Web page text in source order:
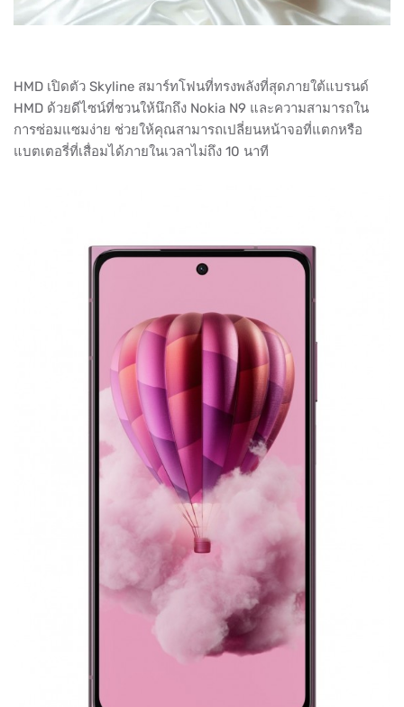
HMD เปิดตัว Skyline สมาร์ทโฟนที่ทรงพลังที่สุดภายใต้แบรนด์
HMD ด้วยดีไซน์ที่ชวนให้นึกถึง Nokia N9 และความสามารถใน
การซ่อมแซมง่าย ช่วยให้คุณสามารถเปลี่ยนหน้าจอที่แตกหรือ
แบตเตอรี่ที่เสื่อมได้ภายในเวลาไม่ถึง 10 นาที